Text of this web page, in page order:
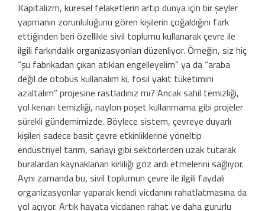
Kapitalizm, küresel felaketlerin artıp dünya için bir şeyler
yapmanın zorunluluğunu gören kişilerin çoğaldığını fark
ettiğinden beri özellikle sivil toplumu kullanarak çevre ile
ilgili farkındalık organizasyonları düzenliyor. Örneğin, siz hiç
“şu fabrikadan çıkan atıkları engelleyelim” ya da “araba
değil de otobüs kullanalım ki, fosil yakıt tüketimini
azaltalım” projesine rastladınız mı? Ancak sahil temizliği,
yol kenarı temizliği, naylon poşet kullanmama gibi projeler
sürekli gündemimizde. Böylece sistem, çevreye duyarlı
kişileri sadece basit çevre etkinliklerine yöneltip
endüstriyel tarım, sanayi gibi sektörlerden uzak tutarak
buralardan kaynaklanan kirliliği göz ardı etmelerini sağlıyor.
Aynı zamanda bu, sivil toplumun çevre ile ilgili faydalı
organizasyonlar yaparak kendi vicdanını rahatlatmasına da
yol açıyor. Artık hayata vicdanen rahat ve daha gururlu